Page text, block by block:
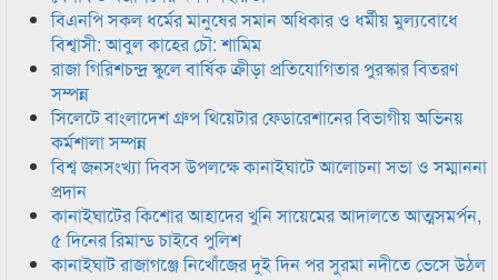
বিএনপি সকল ধর্মের মানুষের সমান অধিকার ও ধর্মীয় মুল্যবোধে
বিশ্বাসী: আবুল কাহের চৌ: শামিম
রাজা গিরিশচন্দ্র স্কুলে বার্ষিক ক্রীড়া প্রতিযোগিতার পুরস্কার বিতরণ
সম্পন্ন
সিলেটে বাংলাদেশ গ্রুপ থিয়েটার ফেডারেশানের বিভাগীয় অভিনয়
কর্মশালা সম্পন্ন
বিশ্ব জনসংখ্যা দিবস উপলক্ষে কানাইঘাটে আলোচনা সভা ও সম্মাননা
প্রদান
কানাইঘাটের কিশোর আহাদের খুনি সায়েমের আদালতে আত্মসমর্পন,
৫ দিনের রিমান্ড চাইবে পুলিশ
কানাইঘাট রাজাগঞ্জে নিখোঁজের দুই দিন পর সুরমা নদীতে ভেসে উঠল